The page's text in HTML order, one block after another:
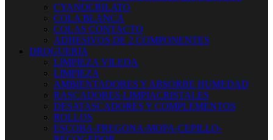
CYANOCRILATO
COLA BLANCA
COLAS CONTACTO
ADHESIVOS DE 2 COMPONENTES
DROGUERIA
LIMPIEZA VILEDA
LIMPIEZA
AMBIENTADORES Y ABSORBE HUMEDAD
RASCADORES-LIMPIACRISTALES
DESATASCADORES Y COMPLEMENTOS
ROLLOS
ESCOBA-FREGONA-MOPA-CEPILLO-